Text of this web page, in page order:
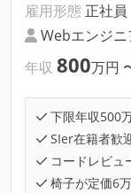
雇用形態 正社員
Webエンジ
年収 800万円
下限年収500
SIer在籍者歓
コードレビュ
椅子が定価6